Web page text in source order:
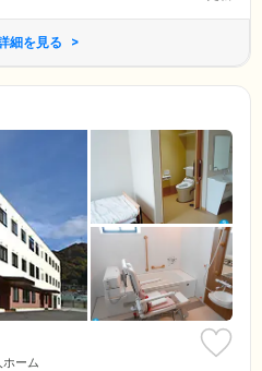
細を見る
ーム